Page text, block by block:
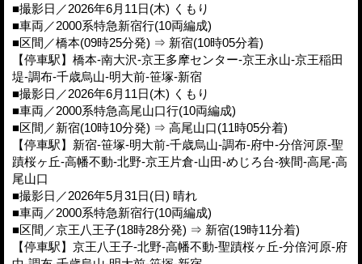
■撮影日／2026年6月11日(木) くもり
■車両／2000系特急新宿行(10両編成)
■区間／橋本(09時25分発) ⇒ 新宿(10時05分着)
【停車駅】橋本-南大沢-京王多摩センター-京王永山-京王稲田
堤-調布-千歳烏山-明大前-笹塚-新宿
■撮影日／2026年6月11日(木) くもり
■車両／2000系特急高尾山口行(10両編成)
■区間／新宿(10時10分発) ⇒ 高尾山口(11時05分着)
【停車駅】新宿-笹塚-明大前-千歳烏山-調布-府中-分倍河原-聖
蹟桜ヶ丘-高幡不動-北野-京王片倉-山田-めじろ台-狭間-高尾-高
尾山口
■撮影日／2026年5月31日(日) 晴れ
■車両／2000系特急新宿行(10両編成)
■区間／京王八王子(18時28分発) ⇒ 新宿(19時11分着)
【停車駅】京王八王子-北野-高幡不動-聖蹟桜ヶ丘-分倍河原-府